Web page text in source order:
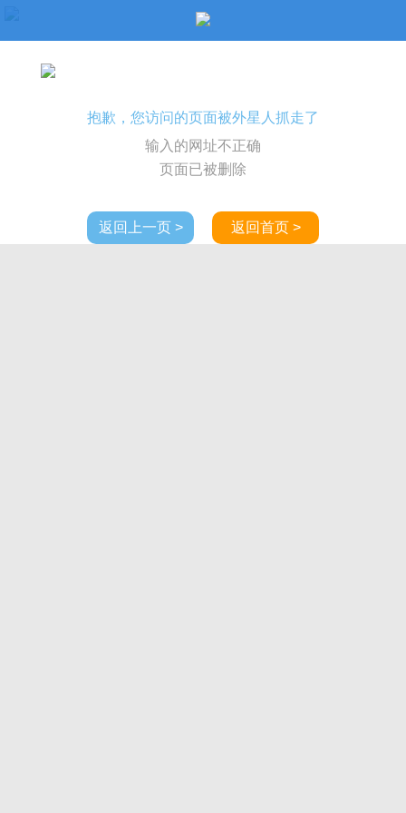
抱歉，您访问的页面被外星人抓走了
输入的网址不正确
页面已被删除
返回上一页 > 返回首页 >